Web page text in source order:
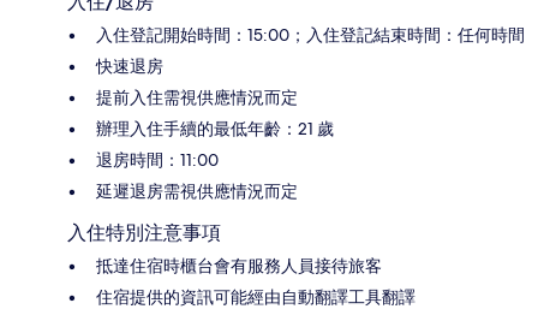
入住登記開始時間：15:00；入住登記結束時間：任何時間
快速退房
提前入住需視供應情況而定
辦理入住手續的最低年齡：21 歲
退房時間：11:00
延遲退房需視供應情況而定
入住特別注意事項
抵達住宿時櫃台會有服務人員接待旅客
住宿提供的資訊可能經由自動翻譯工具翻譯